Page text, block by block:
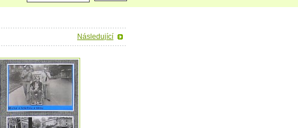
Následující